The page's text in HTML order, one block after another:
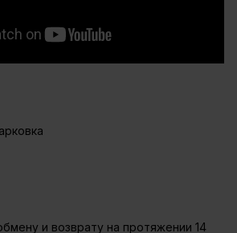
и возврату на протяжении 14